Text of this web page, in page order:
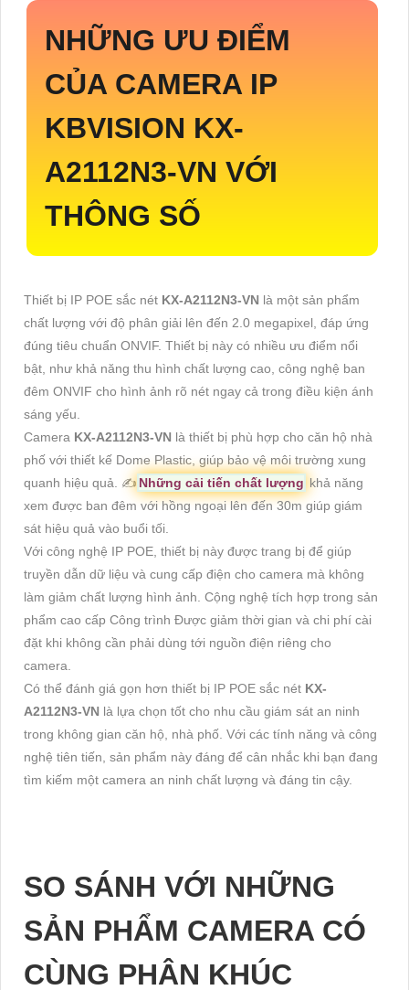
NHỮNG ƯU ĐIỂM
CỦA CAMERA IP
KBVISION KX-
A2112N3-VN VỚI
THÔNG SỐ
Thiết bị IP POE sắc nét KX-A2112N3-VN là một sản phẩm
chất lượng với độ phân giải lên đến 2.0 megapixel, đáp ứng
đúng tiêu chuẩn ONVIF. Thiết bị này có nhiều ưu điểm nổi
bật, như khả năng thu hình chất lượng cao, công nghệ ban
đêm ONVIF cho hình ảnh rõ nét ngay cả trong điều kiện ánh
sáng yếu.
Camera KX-A2112N3-VN là thiết bị phù hợp cho căn hộ nhà
phố với thiết kế Dome Plastic, giúp bảo vệ môi trường xung
quanh hiệu quả. ✍️ Những cải tiến chất lượng khả năng
xem được ban đêm với hồng ngoại lên đến 30m giúp giám
sát hiệu quả vào buổi tối.
Với công nghệ IP POE, thiết bị này được trang bị để giúp
truyền dẫn dữ liệu và cung cấp điện cho camera mà không
làm giảm chất lượng hình ảnh. Cộng nghệ tích hợp trong sản
phẩm cao cấp Công trình Được giảm thời gian và chi phí cài
đặt khi không cần phải dùng tới nguồn điện riêng cho
camera.
Có thể đánh giá gọn hơn thiết bị IP POE sắc nét KX-
A2112N3-VN là lựa chọn tốt cho nhu cầu giám sát an ninh
trong không gian căn hộ, nhà phố. Với các tính năng và công
nghệ tiên tiến, sản phẩm này đáng để cân nhắc khi bạn đang
tìm kiếm một camera an ninh chất lượng và đáng tin cậy.
SO SÁNH VỚI NHỮNG
SẢN PHẨM CAMERA CÓ
CÙNG PHÂN KHÚC